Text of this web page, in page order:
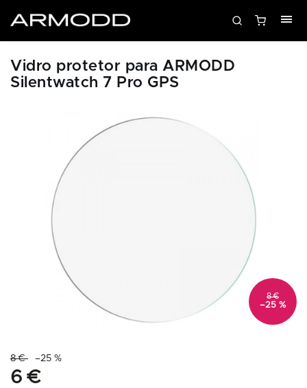
Vidro protetor para ARMODD
Silentwatch 7 Pro GPS
8 €
–25 %
8 € –25 %
6 €